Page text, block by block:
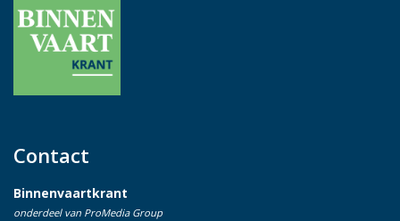
Contact
Binnenvaartkrant
onderdeel van ProMedia Group